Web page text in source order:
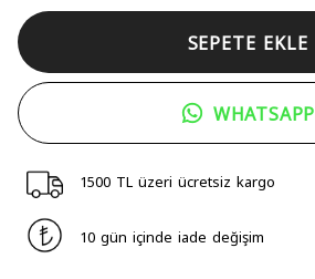
SEPETE EKLE
WHATSAPP
1500 TL üzeri ücretsiz kargo
10 gün içinde iade değişim